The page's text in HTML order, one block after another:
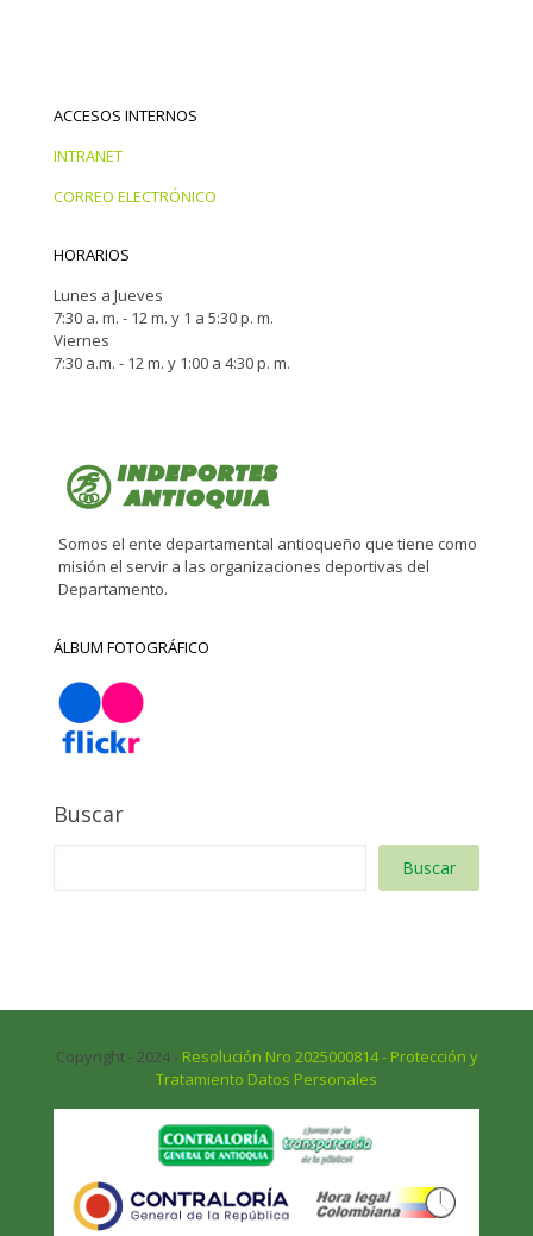
ACCESOS INTERNOS
INTRANET
CORREO ELECTRÓNICO
HORARIOS
Lunes a Jueves
7:30 a. m. - 12 m. y 1 a 5:30 p. m.
Viernes
7:30 a.m. - 12 m. y 1:00 a 4:30 p. m.
Somos el ente departamental antioqueño que tiene como
misión el servir a las organizaciones deportivas del
Departamento.
ÁLBUM FOTOGRÁFICO
Buscar
Buscar
Copyright - 2024 - Resolución Nro 2025000814 - Protección y
Tratamiento Datos Personales